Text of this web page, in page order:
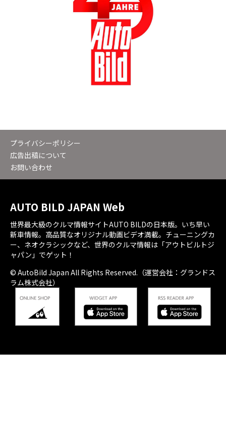
プライバシーポリシー
広告出稿について
お問い合わせ
AUTO BILD JAPAN Web
世界最大級のクルマ情報サイトAUTO BILDの日本版。いち早い
新車情報。高品質なオリジナル動画ビデオ満載。チューニングカ
ー、ネオクラシックなど、世界のクルマ情報は「アウトビルトジ
ャパン」でゲット！
© AutoBild Japan All Rights Reserved.（運営会社：グランドス
ラム株式会社）